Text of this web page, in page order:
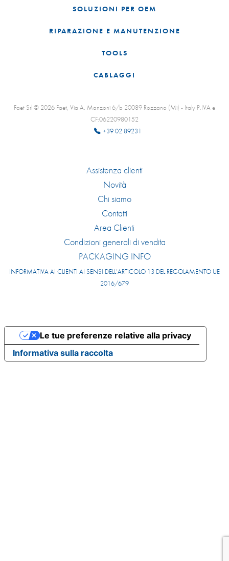
SOLUZIONI PER OEM
RIPARAZIONE E MANUTENZIONE
TOOLS
CABLAGGI
Faet Srl © 2026 Faet, Via A. Manzoni 6/b 20089 Rozzano (Mi) - Italy P.IVA e
CF:06220980152
+39 02 89231
Assistenza clienti
Novità
Chi siamo
Contatti
Area Clienti
Condizioni generali di vendita
PACKAGING INFO
INFORMATIVA AI CLIENTI AI SENSI DELL’ARTICOLO 13 DEL REGOLAMENTO UE
2016/679
Informativa sulla raccolta
Le tue preferenze relative alla privacy